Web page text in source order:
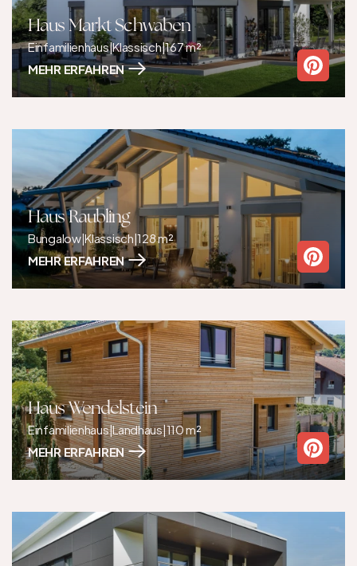
Haus Markt Schwaben
Einfamilienhaus|Klassisch|167 m²
MEHR ERFAHREN
Haus Raubling
Bungalow|Klassisch|128 m²
MEHR ERFAHREN
Haus Wendelstein
Einfamilienhaus|Landhaus|110 m²
MEHR ERFAHREN